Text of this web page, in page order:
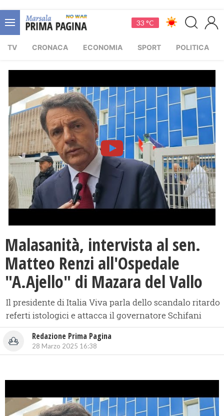
33 °C
TV CRONACA ECONOMIA SPORT POLITICA
Malasanità, intervista al sen.
Matteo Renzi all'Ospedale
"A.Ajello" di Mazara del Vallo
Il presidente di Italia Viva parla dello scandalo ritardo
referti istologici e attacca il governatore Schifani
Redazione Prima Pagina
28 Marzo 2025 16:38